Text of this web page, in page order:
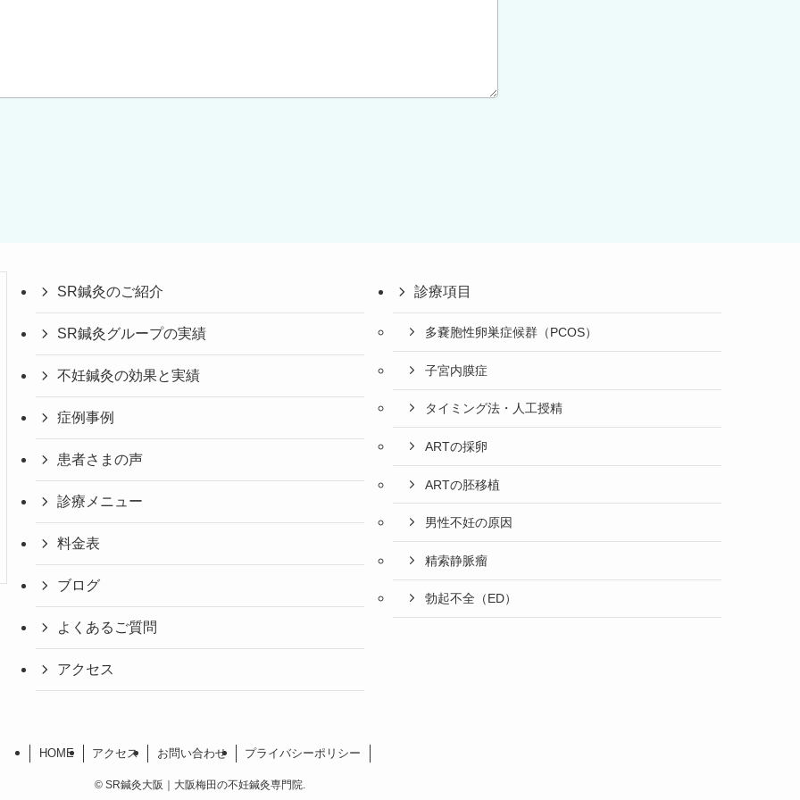
SR鍼灸のご紹介
SR鍼灸グループの実績
不妊鍼灸の効果と実績
症例事例
患者さまの声
診療メニュー
料金表
ブログ
よくあるご質問
アクセス
診療項目
多嚢胞性卵巣症候群（PCOS）
子宮内膜症
タイミング法・人工授精
ARTの採卵
ARTの胚移植
男性不妊の原因
精索静脈瘤
勃起不全（ED）
HOME アクセス お問い合わせ プライバシーポリシー
© SR鍼灸大阪｜大阪梅田の不妊鍼灸専門院.